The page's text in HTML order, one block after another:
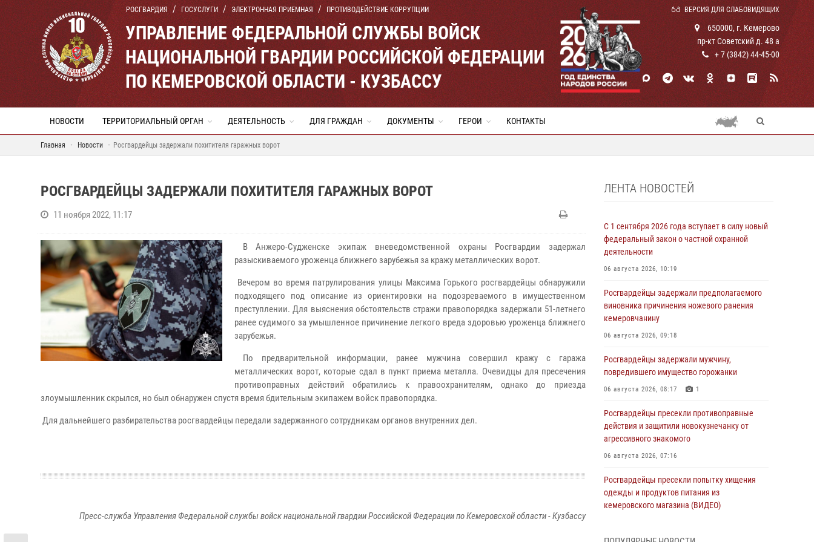
РОСГВАРДИЯ ГОСУСЛУГИ ЭЛЕКТРОННАЯ ПРИЕМНАЯ ПРОТИВОДЕЙСТВИЕ КОРРУПЦИИ ВЕРСИЯ ДЛЯ СЛАБОВИДЯЩИХ
УПРАВЛЕНИЕ ФЕДЕРАЛЬНОЙ СЛУЖБЫ ВОЙСК
НАЦИОНАЛЬНОЙ ГВАРДИИ РОССИЙСКОЙ ФЕДЕРАЦИИ
ПО КЕМЕРОВСКОЙ ОБЛАСТИ - КУЗБАССУ
650000, г. Кемерово
пр-кт Советский д. 48 а
+ 7 (3842) 44-45-00
НОВОСТИ ТЕРРИТОРИАЛЬНЫЙ ОРГАН ДЕЯТЕЛЬНОСТЬ ДЛЯ ГРАЖДАН ДОКУМЕНТЫ ГЕРОИ КОНТАКТЫ
Главная Новости Росгвардейцы задержали похитителя гаражных ворот
РОСГВАРДЕЙЦЫ ЗАДЕРЖАЛИ ПОХИТИТЕЛЯ ГАРАЖНЫХ ВОРОТ
11 ноября 2022, 11:17
В Анжеро-Судженске экипаж вневедомственной охраны Росгвардии задержал
разыскиваемого уроженца ближнего зарубежья за кражу металлических ворот.
Вечером во время патрулирования улицы Максима Горького росгвардейцы обнаружили
подходящего под описание из ориентировки на подозреваемого в имущественном
преступлении. Для выяснения обстоятельств стражи правопорядка задержали 51-летнего
ранее судимого за умышленное причинение легкого вреда здоровью уроженца ближнего
зарубежья.
По предварительной информации, ранее мужчина совершил кражу с гаража
металлических ворот, которые сдал в пункт приема металла. Очевидцы для пресечения
противоправных действий обратились к правоохранителям, однако до приезда
злоумышленник скрылся, но был обнаружен спустя время бдительным экипажем войск правопорядка.
Для дальнейшего разбирательства росгвардейцы передали задержанного сотрудникам органов внутренних дел.
Пресс-служба Управления Федеральной службы войск национальной гвардии Российской Федерации по Кемеровской области - Кузбассу
ЛЕНТА НОВОСТЕЙ
С 1 сентября 2026 года вступает в силу новый
федеральный закон о частной охранной
деятельности
06 августа 2026, 10:19
Росгвардейцы задержали предполагаемого
виновника причинения ножевого ранения
кемеровчанину
06 августа 2026, 09:18
Росгвардейцы задержали мужчину,
повредившего имущество горожанки
06 августа 2026, 08:17 1
Росгвардейцы пресекли противоправные
действия и защитили новокузнечанку от
агрессивного знакомого
06 августа 2026, 07:16
Росгвардейцы пресекли попытку хищения
одежды и продуктов питания из
кемеровского магазина (ВИДЕО)